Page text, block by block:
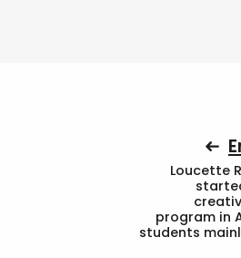
Loucette
program in
students